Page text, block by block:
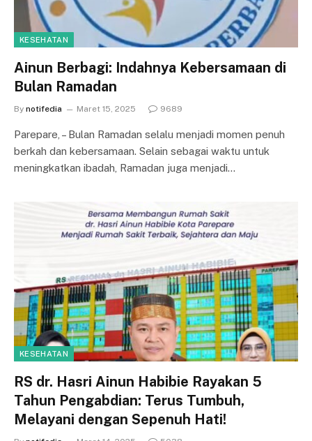
KESEHATAN
Ainun Berbagi: Indahnya Kebersamaan di
Bulan Ramadan
By notifedia Maret 15, 2025 9689
Parepare, – Bulan Ramadan selalu menjadi momen penuh
berkah dan kebersamaan. Selain sebagai waktu untuk
meningkatkan ibadah, Ramadan juga menjadi…
KESEHATAN
RS dr. Hasri Ainun Habibie Rayakan 5
Tahun Pengabdian: Terus Tumbuh,
Melayani dengan Sepenuh Hati!